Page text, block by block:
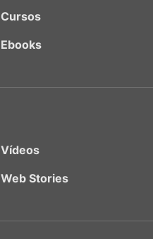
Cursos
Ebooks
Vídeos
Web Stories